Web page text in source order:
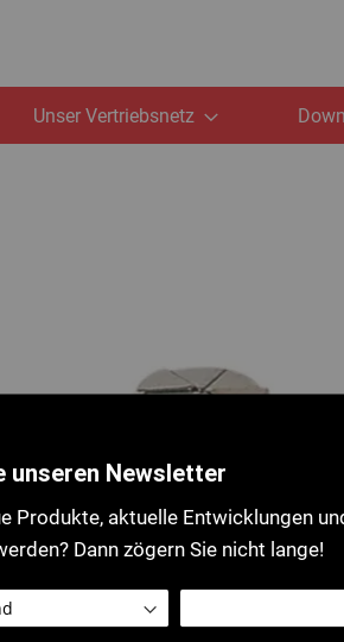
Unser Vertriebsnetz
unseren Newsletter
Produkte, aktuelle Entwicklungen
Dann zögern Sie nicht lange!